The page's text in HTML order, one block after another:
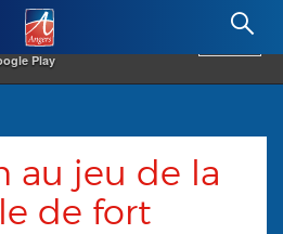
Play
Angers.fr : Retour à l'accueil
au jeu de la
de fort